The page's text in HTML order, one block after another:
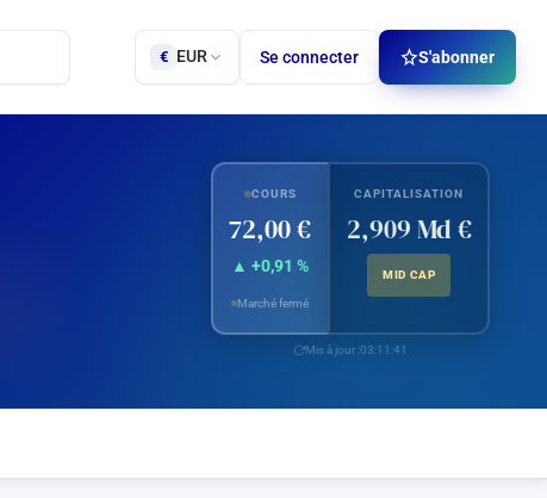
€ EUR Se connecter S'abonner
COURS
72,00 €
▲ +0,91 %
Marché fermé
CAPITALISATION
2,909 Md €
MID CAP
Mis à jour :03:11:41